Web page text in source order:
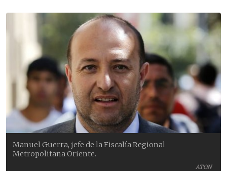
ATON
Manuel Guerra, jefe de la Fiscalía Regional
Metropolitana Oriente.